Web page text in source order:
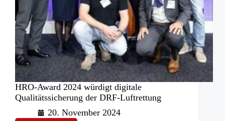
HRO-Award 2024 würdigt digitale
Qualitätssicherung der DRF-Luftrettung
20. November 2024